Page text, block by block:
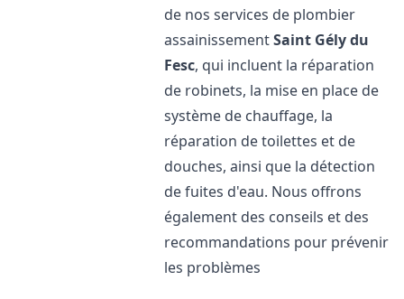
de nos services de plombier
assainissementSaint Gély du
Fesc, qui incluent la réparation
de robinets, la mise en place de
système de chauffage, la
réparation de toilettes et de
douches, ainsi que la détection
de fuites d'eau. Nous offrons
également des conseils et des
recommandations pour prévenir
les problèmes